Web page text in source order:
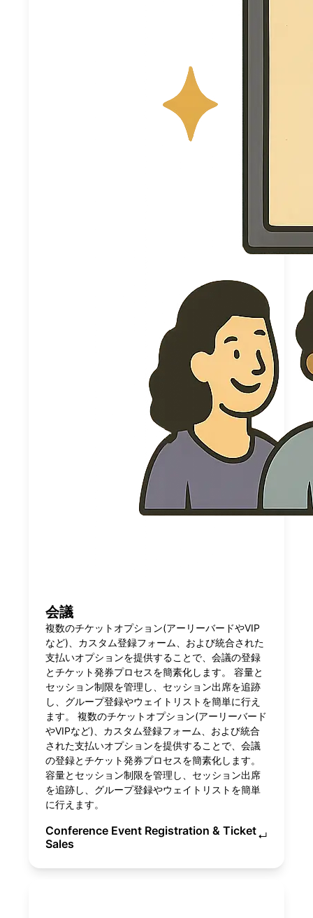
会議
複数のチケットオプション(アーリーバードやVIP
など)、カスタム登録フォーム、および統合された
支払いオプションを提供することで、会議の登録
とチケット発券プロセスを簡素化します。 容量と
セッション制限を管理し、セッション出席を追跡
し、グループ登録やウェイトリストを簡単に行え
ます。 複数のチケットオプション(アーリーバード
やVIPなど)、カスタム登録フォーム、および統合
された支払いオプションを提供することで、会議
の登録とチケット発券プロセスを簡素化します。
容量とセッション制限を管理し、セッション出席
を追跡し、グループ登録やウェイトリストを簡単
に行えます。
Conference Event Registration & Ticket
Sales
↵